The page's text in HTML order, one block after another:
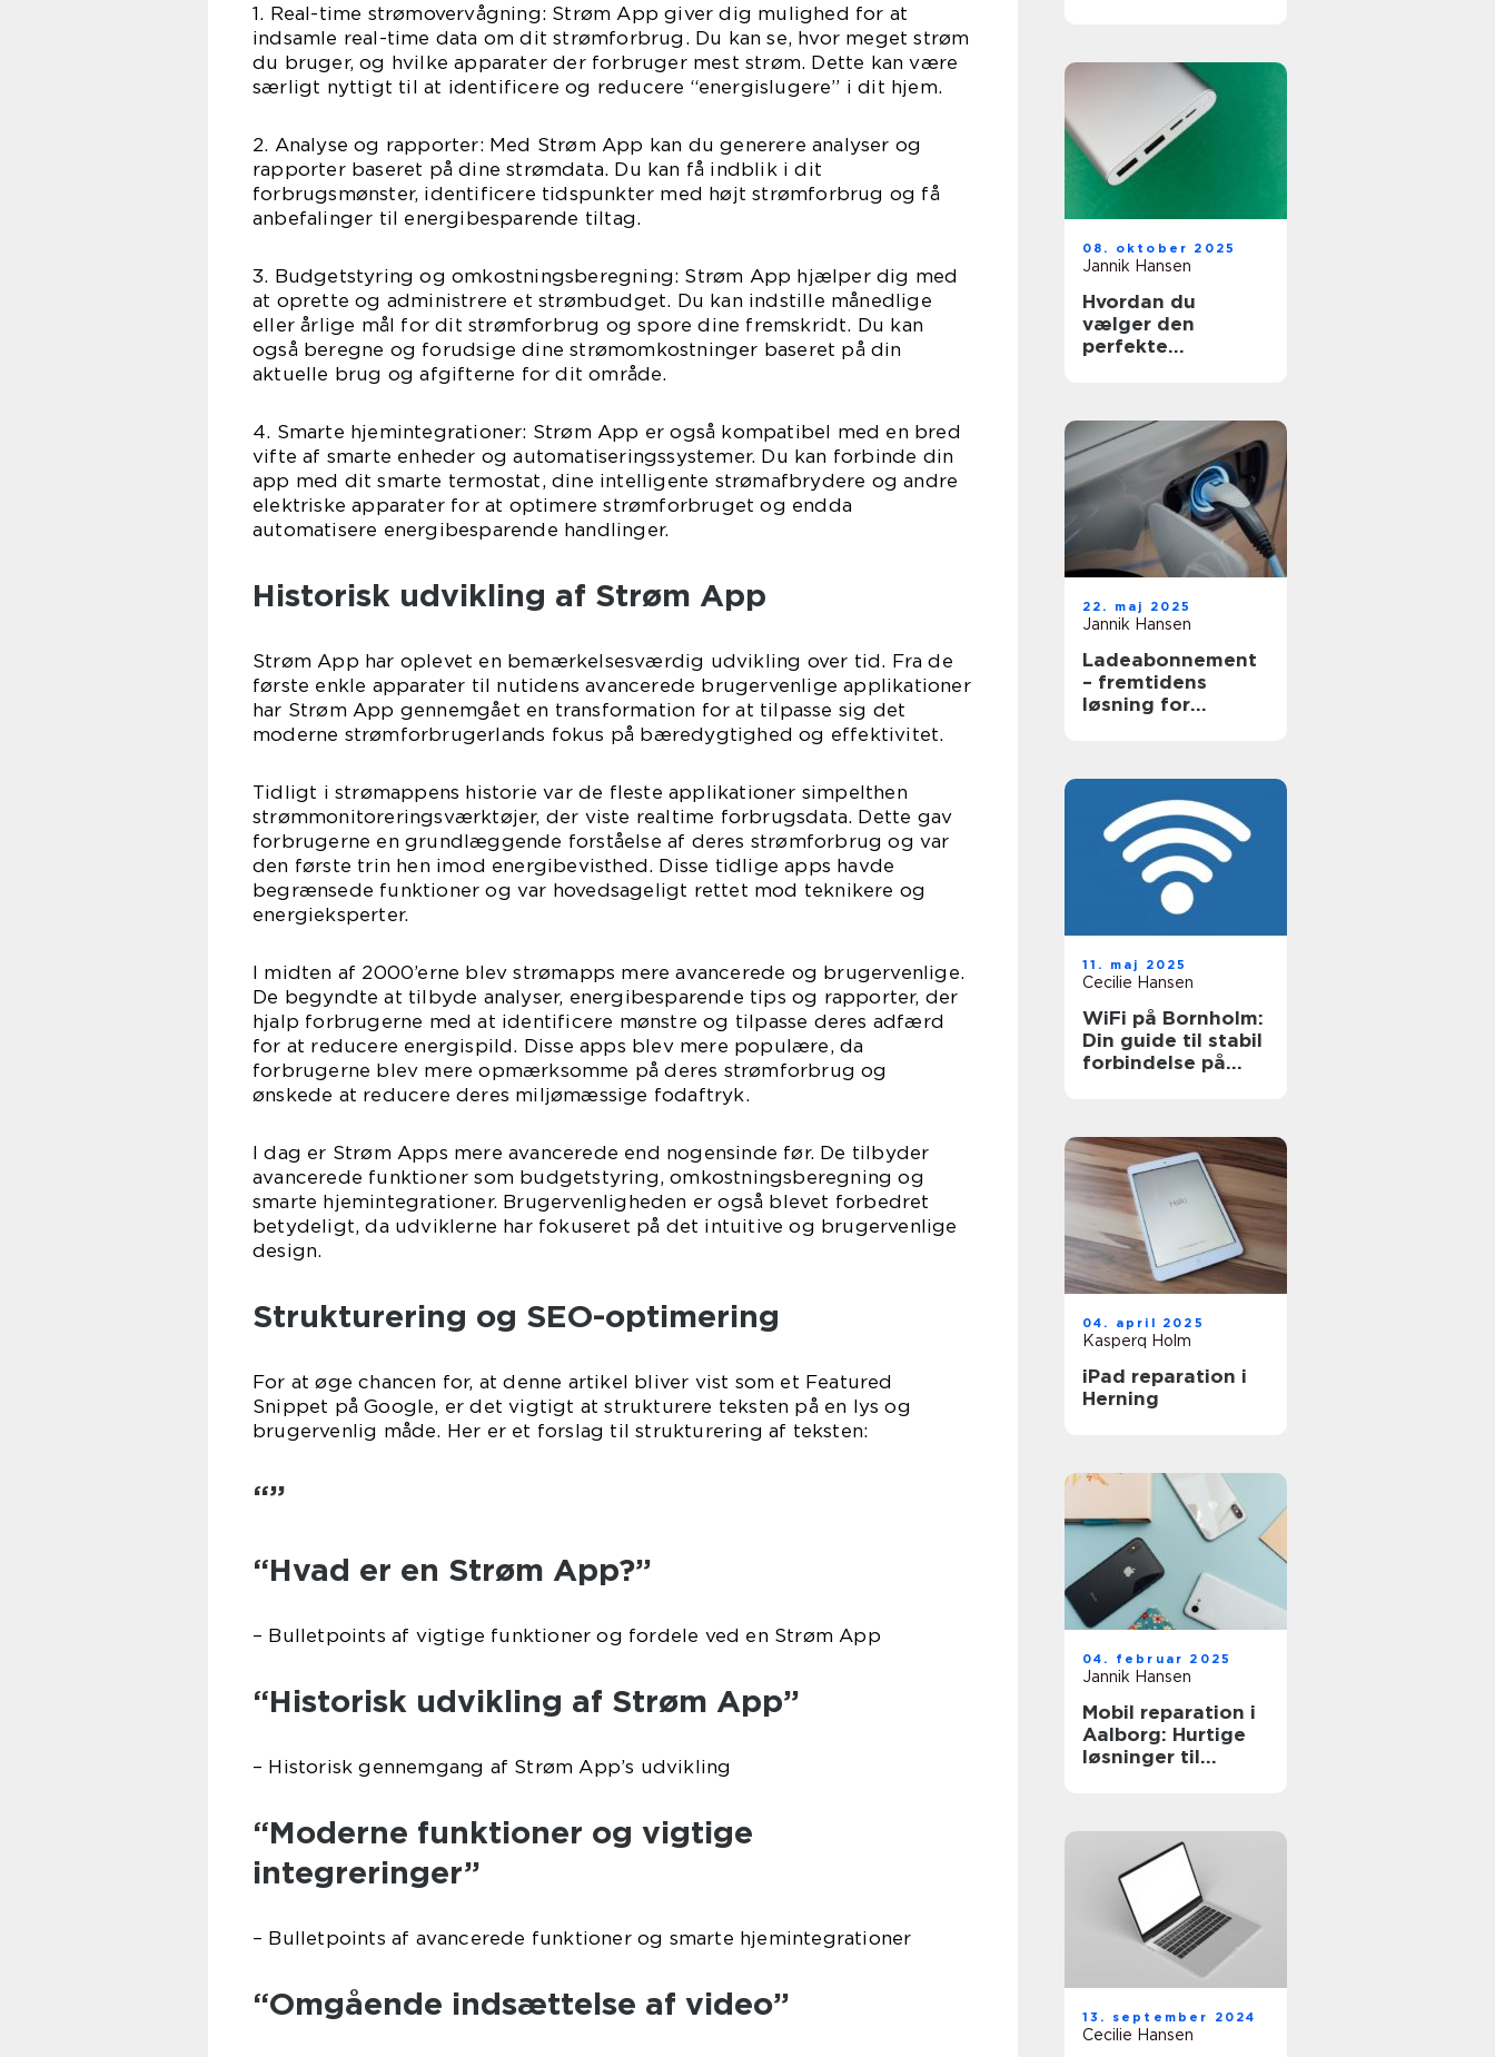
1. Real-time strømovervågning: Strøm App giver dig mulighed for at
indsamle real-time data om dit strømforbrug. Du kan se, hvor meget strøm
du bruger, og hvilke apparater der forbruger mest strøm. Dette kan være
særligt nyttigt til at identificere og reducere “energislugere” i dit hjem.
2. Analyse og rapporter: Med Strøm App kan du generere analyser og
rapporter baseret på dine strømdata. Du kan få indblik i dit
forbrugsmønster, identificere tidspunkter med højt strømforbrug og få
anbefalinger til energibesparende tiltag.
3. Budgetstyring og omkostningsberegning: Strøm App hjælper dig med
at oprette og administrere et strømbudget. Du kan indstille månedlige
eller årlige mål for dit strømforbrug og spore dine fremskridt. Du kan
også beregne og forudsige dine strømomkostninger baseret på din
aktuelle brug og afgifterne for dit område.
4. Smarte hjemintegrationer: Strøm App er også kompatibel med en bred
vifte af smarte enheder og automatiseringssystemer. Du kan forbinde din
app med dit smarte termostat, dine intelligente strømafbrydere og andre
elektriske apparater for at optimere strømforbruget og endda
automatisere energibesparende handlinger.
Historisk udvikling af Strøm App
Strøm App har oplevet en bemærkelsesværdig udvikling over tid. Fra de
første enkle apparater til nutidens avancerede brugervenlige applikationer
har Strøm App gennemgået en transformation for at tilpasse sig det
moderne strømforbrugerlands fokus på bæredygtighed og effektivitet.
Tidligt i strømappens historie var de fleste applikationer simpelthen
strømmonitoreringsværktøjer, der viste realtime forbrugsdata. Dette gav
forbrugerne en grundlæggende forståelse af deres strømforbrug og var
den første trin hen imod energibevisthed. Disse tidlige apps havde
begrænsede funktioner og var hovedsageligt rettet mod teknikere og
energieksperter.
I midten af 2000’erne blev strømapps mere avancerede og brugervenlige.
De begyndte at tilbyde analyser, energibesparende tips og rapporter, der
hjalp forbrugerne med at identificere mønstre og tilpasse deres adfærd
for at reducere energispild. Disse apps blev mere populære, da
forbrugerne blev mere opmærksomme på deres strømforbrug og
ønskede at reducere deres miljømæssige fodaftryk.
I dag er Strøm Apps mere avancerede end nogensinde før. De tilbyder
avancerede funktioner som budgetstyring, omkostningsberegning og
smarte hjemintegrationer. Brugervenligheden er også blevet forbedret
betydeligt, da udviklerne har fokuseret på det intuitive og brugervenlige
design.
Strukturering og SEO-optimering
For at øge chancen for, at denne artikel bliver vist som et Featured
Snippet på Google, er det vigtigt at strukturere teksten på en lys og
brugervenlig måde. Her er et forslag til strukturering af teksten:
“”
“Hvad er en Strøm App?”
– Bulletpoints af vigtige funktioner og fordele ved en Strøm App
“Historisk udvikling af Strøm App”
– Historisk gennemgang af Strøm App’s udvikling
“Moderne funktioner og vigtige
integreringer”
– Bulletpoints af avancerede funktioner og smarte hjemintegrationer
“Omgående indsættelse af video”
08. oktober 2025
Jannik Hansen
Hvordan du
vælger den
perfekte
22. maj 2025
Jannik Hansen
Ladeabonnement
– fremtidens
løsning for
11. maj 2025
Cecilie Hansen
WiFi på Bornholm:
Din guide til stabil
forbindelse på
04. april 2025
Kasperq Holm
iPad reparation i
Herning
04. februar 2025
Jannik Hansen
Mobil reparation i
Aalborg: Hurtige
løsninger til
13. september 2024
Cecilie Hansen